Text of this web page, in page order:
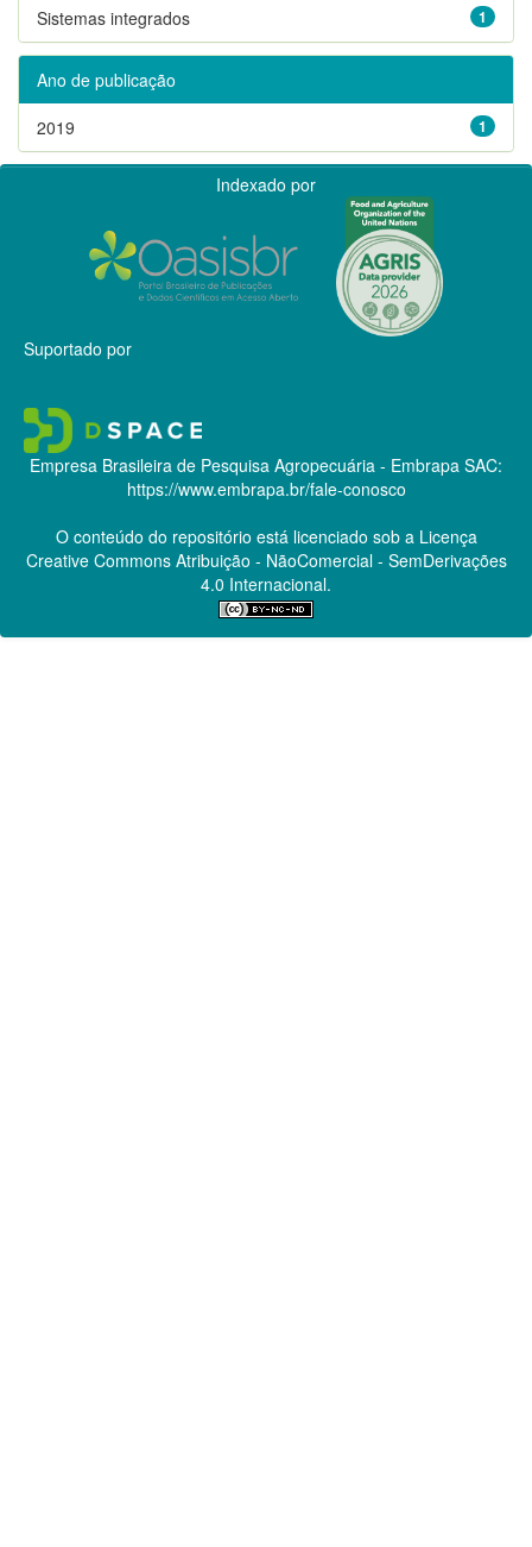
1
Sistemas integrados
Ano de publicação
1
2019
Indexado por
Suportado por
Empresa Brasileira de Pesquisa Agropecuária - Embrapa SAC:
https://www.embrapa.br/fale-conosco
O conteúdo do repositório está licenciado sob a Licença
Creative CommonsAtribuição - NãoComercial - SemDerivações
4.0 Internacional.